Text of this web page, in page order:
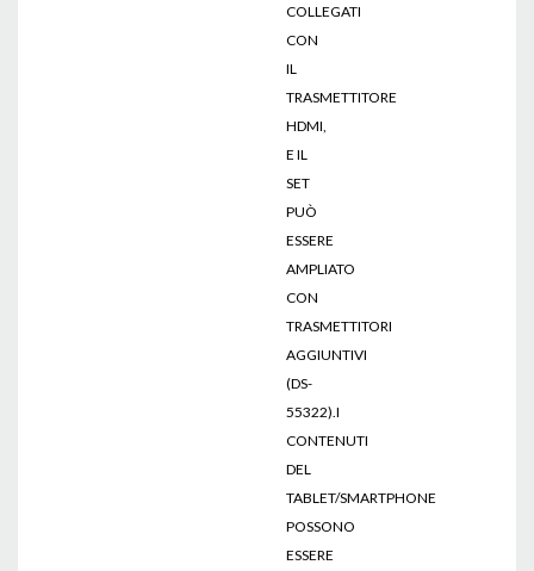
COLLEGATI
CON
IL
TRASMETTITORE
HDMI,
E IL
SET
PUÒ
ESSERE
AMPLIATO
CON
TRASMETTITORI
AGGIUNTIVI
(DS-
55322).I
CONTENUTI
DEL
TABLET/SMARTPHONE
POSSONO
ESSERE